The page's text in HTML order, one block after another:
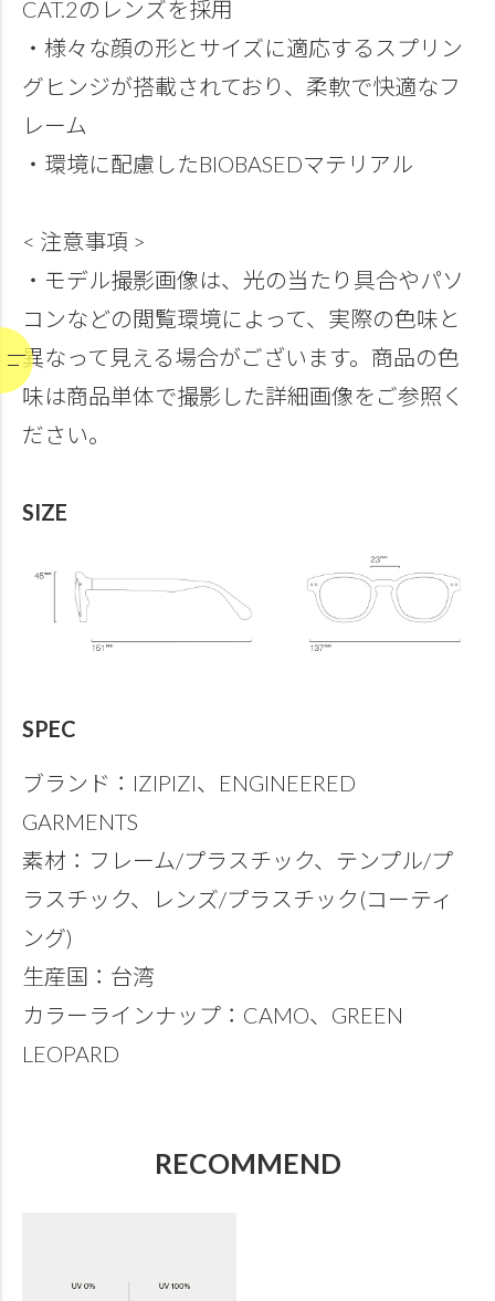
CAT.2のレンズを採用
・様々な顔の形とサイズに適応するスプリン
グヒンジが搭載されており、柔軟で快適なフ
レーム
・環境に配慮したBIOBASEDマテリアル
< 注意事項 >
・モデル撮影画像は、光の当たり具合やパソ
コンなどの閲覧環境によって、実際の色味と
異なって見える場合がございます。商品の色
味は商品単体で撮影した詳細画像をご参照く
ださい。
SIZE
SPEC
ブランド：IZIPIZI、ENGINEERED
GARMENTS
素材：フレーム/プラスチック、テンプル/プ
ラスチック、レンズ/プラスチック(コーティ
ング)
生産国：台湾
カラーラインナップ：CAMO、GREEN
LEOPARD
RECOMMEND